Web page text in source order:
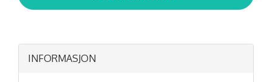
INFORMASJON